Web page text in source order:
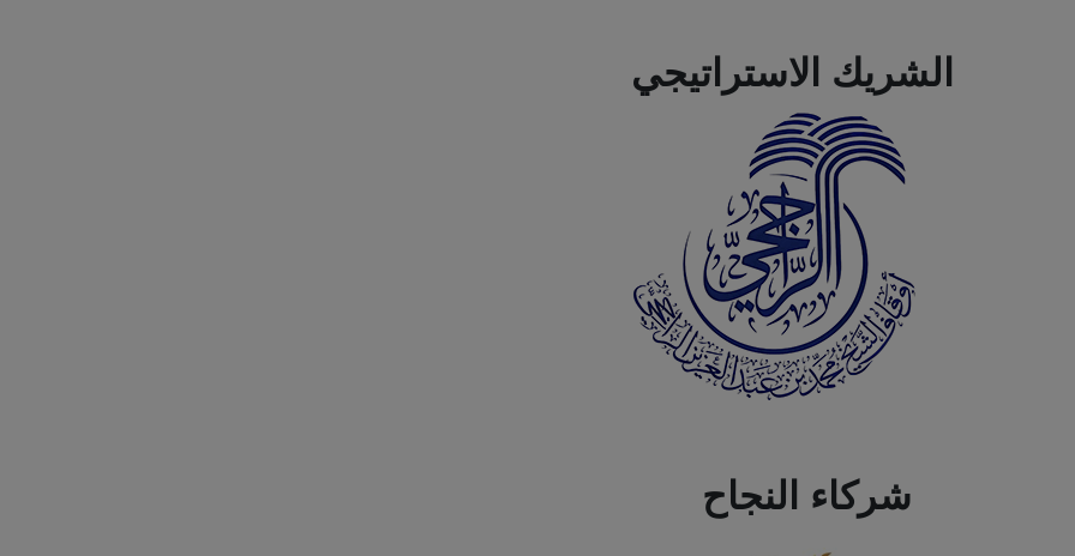
الشريك الاستراتيجي
شركاء النجاح